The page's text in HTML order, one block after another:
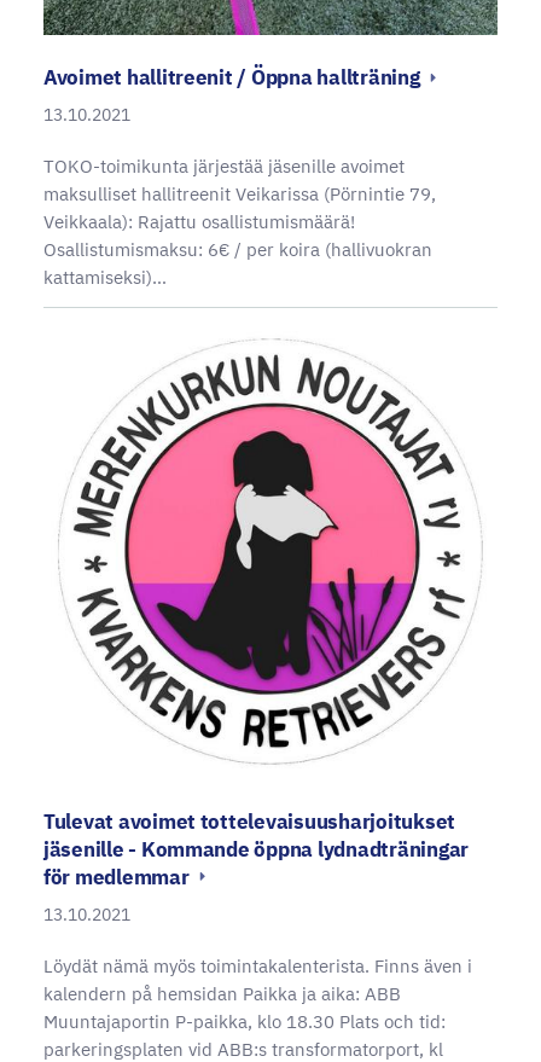
Avoimet hallitreenit / Öppna hallträning
13.10.2021
TOKO-toimikunta järjestää jäsenille avoimet
maksulliset hallitreenit Veikarissa (Pörnintie 79,
Veikkaala): Rajattu osallistumismäärä!
Osallistumismaksu: 6€ / per koira (hallivuokran
kattamiseksi)…
Tulevat avoimet tottelevaisuusharjoitukset
jäsenille - Kommande öppna lydnadträningar
för medlemmar
13.10.2021
Löydät nämä myös toimintakalenterista. Finns även i
kalendern på hemsidan Paikka ja aika: ABB
Muuntajaportin P-paikka, klo 18.30 Plats och tid:
parkeringsplaten vid ABB:s transformatorport, kl